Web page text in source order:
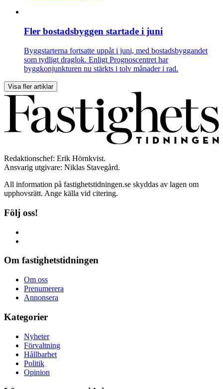
Fler bostadsbyggen startade i juni
Byggstarterna fortsatte uppåt i juni, med bostadsbyggandet
som tydligt draglok. Enligt Prognoscentret har
byggkonjunkturen nu stärkts i tolv månader i rad.
Visa fler artiklar
Redaktionschef: Erik Hörnkvist.
Ansvarig utgivare: Niklas Stavegård.
All information på fastighetstidningen.se skyddas av lagen om
upphovsrätt. Ange källa vid citering.
Följ oss!
Om fastighetstidningen
Om oss
Prenumerera
Annonsera
Kategorier
Nyheter
Förvaltning
Hållbarhet
Politik
Opinion